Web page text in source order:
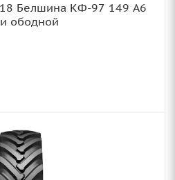
Белшина КФ-97 149 А6
ободной